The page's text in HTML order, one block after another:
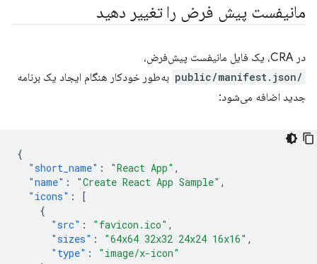
مانیفست پیش فرض را تغییر دهید
در CRA، یک فایل مانیفست پیش‌فرض،
/public/manifest.json
به‌طور خودکار هنگام ایجاد یک برنامه
جدید اضافه می‌شود:
{
"short_name" : "React App" ,
"name" : "Create React App Sample" ,
"icons" :
[
{
"src" : "favicon.ico" ,
"sizes" : "64x64 32x32 24x24 16x16" ,
"type" :
"image/x-icon"